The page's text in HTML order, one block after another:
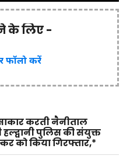
के लिए -
करें
करती नैनीताल
पुलिस की संयुक्त
को किया गिरफ्तार,*